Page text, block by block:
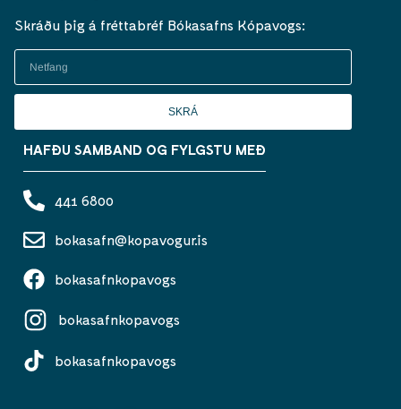
Skráðu þig á fréttabréf Bókasafns Kópavogs:
SKRÁ
HAFÐU SAMBAND OG FYLGSTU MEÐ
441 6800
bokasafn@kopavogur.is
bokasafnkopavogs
bokasafnkopavogs
bokasafnkopavogs